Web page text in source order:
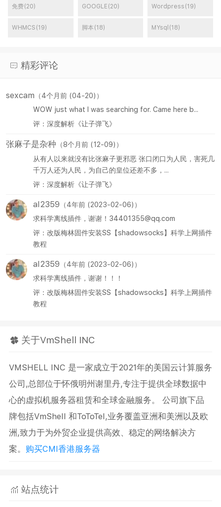
免费(20) GOOGLE(20) Wordpress(19)
WHMCS(19) 脚本(18) MYsql(18)
精彩评论
sexcam （4个月前 (04-20)）
WOW just what I was searching for. Came here b...
评：深度解析《让子弹飞》
张麻子是杂种 （8个月前 (12-09)）
从有人以来就没有比张麻子更邪恶 张口闭口为人民，害死几
千万人还为人民，为自己的皇位还差不多，...
评：深度解析《让子弹飞》
al2359 （4年前 (2023-02-06)）
求科学离线插件，谢谢！34401355@qq.com
评：改版梅林固件安装SS【shadowsocks】科学上网插件
教程
al2359 （4年前 (2023-02-06)）
求科学离线插件，谢谢！！！
评：改版梅林固件安装SS【shadowsocks】科学上网插件
教程
关于VmShell INC
VMSHELL INC 是一家成立于2021年的美国云计算服务
公司,总部位于怀俄明州谢里丹,专注于提供全球数据中
心的虚拟机服务器租赁和全球金融服务。 公司旗下品
牌包括VmShell 和ToToTel,业务覆盖亚洲和美洲以及欧
洲,致力于为外贸企业提供高效、稳定的网络解决方
案。 购买CMI香港服务器
站点统计